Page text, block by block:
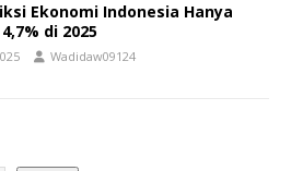
Ekonomi Indonesia Hanya
di 2025
Wadidaw09124